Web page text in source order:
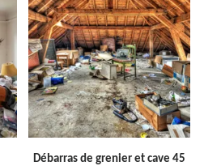
Débarras de grenier et cave 45